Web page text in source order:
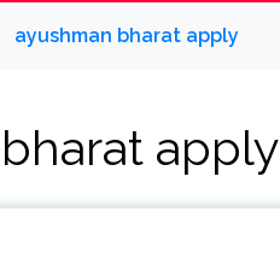
ayushman bharat apply
apply